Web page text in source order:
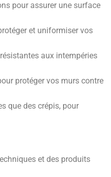
pour assurer une surface
et uniformiser vos
aux intempéries
protéger vos murs contre
que des crépis, pour
et des produits